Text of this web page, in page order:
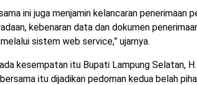
ini juga menjamin kelancaran penerimaan
kebenaran data dan dokumen
sistem web service,” ujarnya.
kesempatan itu Bupati Lampung Selatan,
itu dijadikan pedoman kedua belah